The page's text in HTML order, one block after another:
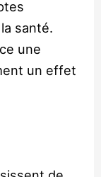
santé.
une
un effet